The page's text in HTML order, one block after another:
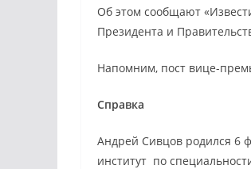
Об этом сообщают
Президента и
Напомним, пост вице-
Справка
Андрей Сивцов родился 6
институт по